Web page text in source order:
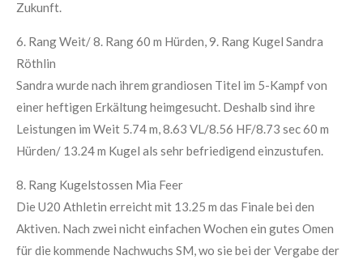
Zukunft.
6. Rang Weit/ 8. Rang 60 m Hürden, 9. Rang Kugel Sandra
Röthlin
Sandra wurde nach ihrem grandiosen Titel im 5-Kampf von
einer heftigen Erkältung heimgesucht. Deshalb sind ihre
Leistungen im Weit 5.74 m, 8.63 VL/8.56 HF/8.73 sec 60 m
Hürden/ 13.24 m Kugel als sehr befriedigend einzustufen.
8. Rang Kugelstossen Mia Feer
Die U20 Athletin erreicht mit 13.25 m das Finale bei den
Aktiven. Nach zwei nicht einfachen Wochen ein gutes Omen
für die kommende Nachwuchs SM, wo sie bei der Vergabe der